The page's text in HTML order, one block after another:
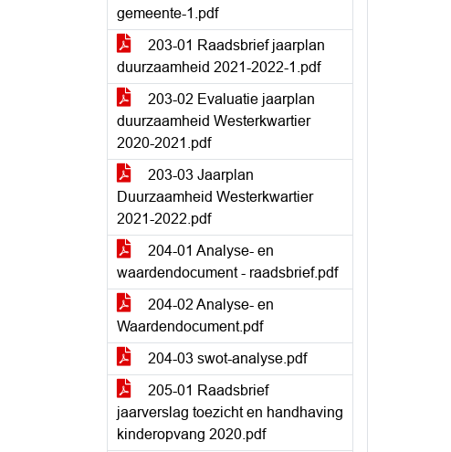
gemeente-1.pdf
203-01 Raadsbrief jaarplan
duurzaamheid 2021-2022-1.pdf
203-02 Evaluatie jaarplan
duurzaamheid Westerkwartier
2020-2021.pdf
203-03 Jaarplan
Duurzaamheid Westerkwartier
2021-2022.pdf
204-01 Analyse- en
waardendocument - raadsbrief.pdf
204-02 Analyse- en
Waardendocument.pdf
204-03 swot-analyse.pdf
205-01 Raadsbrief
jaarverslag toezicht en handhaving
kinderopvang 2020.pdf